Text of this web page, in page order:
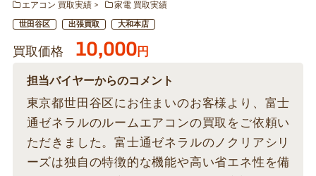
エアコン 買取実績
家電 買取実績
世田谷区 出張買取 大和本店
買取価格 10,000円
担当バイヤーからのコメント
東京都世田谷区にお住まいのお客様より、富士
通ゼネラルのルームエアコンの買取をご依頼い
ただきました。富士通ゼネラルのノクリアシリ
ーズは独自の特徴的な機能や高い省エネ性を備